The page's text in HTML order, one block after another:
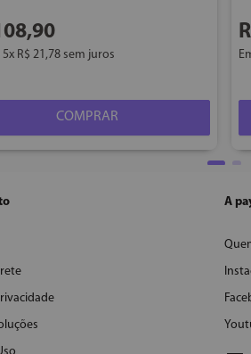
,90
5x R$ 21,78 sem juros
COMPRAR
A